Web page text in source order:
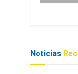
Noticias